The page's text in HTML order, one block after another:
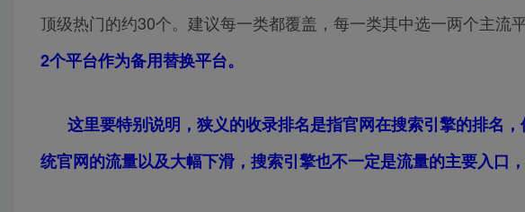
顶级热门的约30个。建议每一类都覆盖，每一类其中选一两个主流
2个平台作为备用替换平台。
这里要特别说明，狭义的收录排名是指官网在搜索引擎的排名
统官网的流量以及大幅下滑，搜索引擎也不一定是流量的主要入口